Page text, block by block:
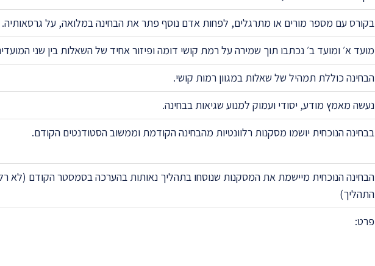
בקורס עם מספר מורים או מתרגלים, לפחות אדם נוסף פתר את הבחינה במלואה, על גרסאותיה.
מועד א׳ ומועד ב׳ נכתבו תוך שמירה על רמת קושי דומה ופיזור אחיד של השאלות בין שני
הבחינה כוללת תמהיל של שאלות במגוון רמות קושי.
נעשה מאמץ מודע, יסודי ועמוק למנוע שגיאות בבחינה.
בבחינה הנוכחית יושמו מסקנות רלוונטיות מהבחינה הקודמת וממשוב הסטודנטים הקודם.
הבחינה הנוכחית מיישמת את המסקנות שנוסחו בתהליך נאותות בהערכה בסמסטר הקודם (לא
התהליך)
פרט: